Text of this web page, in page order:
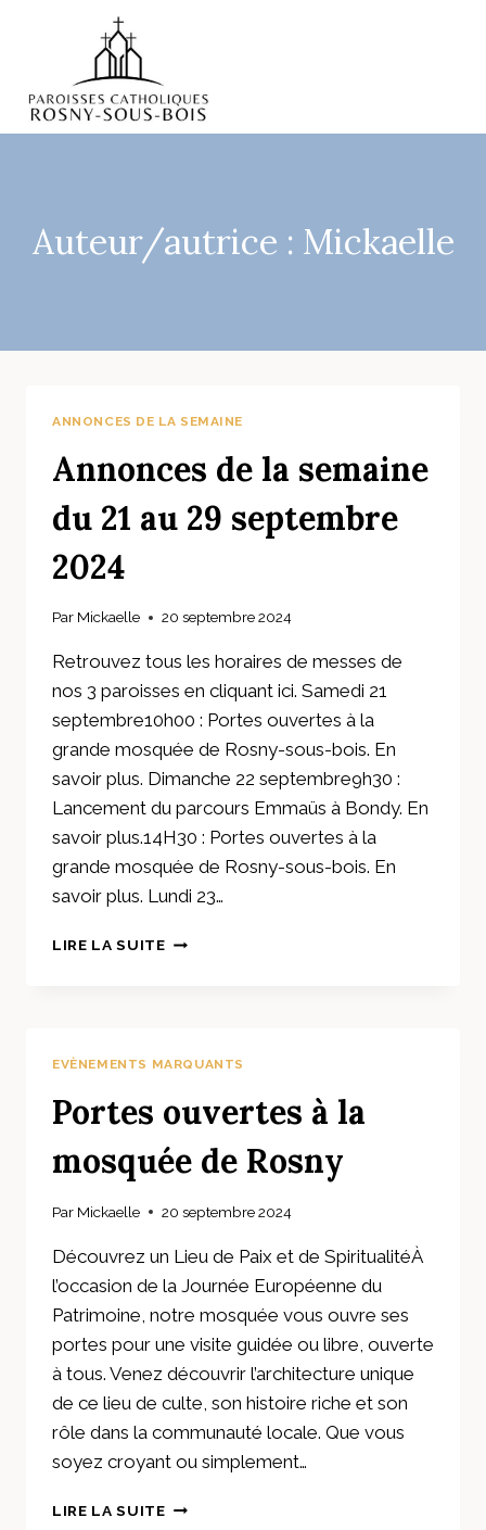
Auteur/autrice : Mickaelle
ANNONCES DE LA SEMAINE
Annonces de la semaine
du 21 au 29 septembre
2024
Par Mickaelle 20 septembre 2024
Retrouvez tous les horaires de messes de
nos 3 paroisses en cliquant ici. Samedi 21
septembre10h00 : Portes ouvertes à la
grande mosquée de Rosny-sous-bois. En
savoir plus. Dimanche 22 septembre9h30 :
Lancement du parcours Emmaüs à Bondy. En
savoir plus.14H30 : Portes ouvertes à la
grande mosquée de Rosny-sous-bois. En
savoir plus. Lundi 23…
LIRE LA SUITEANNONCES
SEPTEMBRE
2024
EVÈNEMENTS MARQUANTS
Portes ouvertes à la
mosquée de Rosny
Par Mickaelle 20 septembre 2024
Découvrez un Lieu de Paix et de SpiritualitéÀ
l’occasion de la Journée Européenne du
Patrimoine, notre mosquée vous ouvre ses
portes pour une visite guidée ou libre, ouverte
à tous. Venez découvrir l’architecture unique
de ce lieu de culte, son histoire riche et son
rôle dans la communauté locale. Que vous
soyez croyant ou simplement…
LIRE LA SUITEPORTES